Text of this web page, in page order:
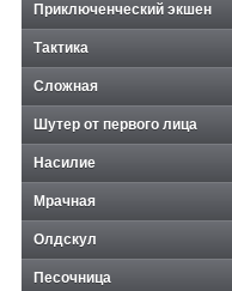
Приключенческий экшен
Тактика
Сложная
Шутер от первого лица
Насилие
Мрачная
Олдскул
Песочница